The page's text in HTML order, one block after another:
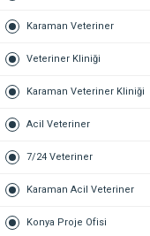
Karaman Veteriner
Veteriner Kliniği
Karaman Veteriner Kliniği
Acil Veteriner
7/24 Veteriner
Karaman Acil Veteriner
Konya Proje Ofisi